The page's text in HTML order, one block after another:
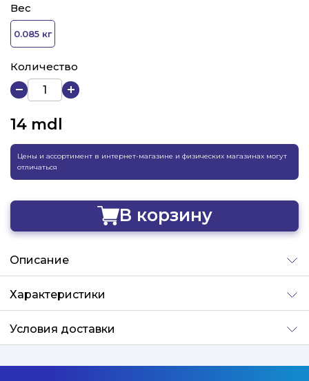
Вес
0.085 кг
Количество
14 mdl
Цены и ассортимент в интернет-магазине и физических магазинах могут
отличаться
В корзину
Добавлено
Описание
Характеристики
Условия доставки